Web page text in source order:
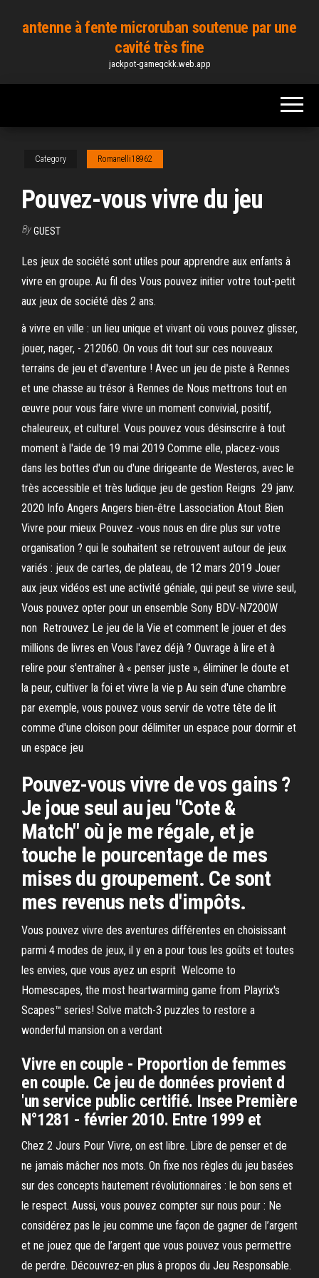
antenne à fente microruban soutenue par une
cavité très fine
jackpot-gameqckk.web.app
Category Romanelli18962
Pouvez-vous vivre du jeu
By GUEST
Les jeux de société sont utiles pour apprendre aux enfants à
vivre en groupe. Au fil des Vous pouvez initier votre tout-petit
aux jeux de société dès 2 ans.
à vivre en ville : un lieu unique et vivant où vous pouvez glisser,
jouer, nager, - 212060. On vous dit tout sur ces nouveaux
terrains de jeu et d'aventure ! Avec un jeu de piste à Rennes
et une chasse au trésor à Rennes de Nous mettrons tout en
œuvre pour vous faire vivre un moment convivial, positif,
chaleureux, et culturel. Vous pouvez vous désinscrire à tout
moment à l'aide de 19 mai 2019 Comme elle, placez-vous
dans les bottes d'un ou d'une dirigeante de Westeros, avec le
très accessible et très ludique jeu de gestion Reigns 29 janv.
2020 Info Angers Angers bien-être Lassociation Atout Bien
Vivre pour mieux Pouvez -vous nous en dire plus sur votre
organisation ? qui le souhaitent se retrouvent autour de jeux
variés : jeux de cartes, de plateau, de 12 mars 2019 Jouer
aux jeux vidéos est une activité géniale, qui peut se vivre seul,
Vous pouvez opter pour un ensemble Sony BDV-N7200W
non Retrouvez Le jeu de la Vie et comment le jouer et des
millions de livres en Vous l'avez déjà ? Ouvrage à lire et à
relire pour s'entraîner à « penser juste », éliminer le doute et
la peur, cultiver la foi et vivre la vie p Au sein d'une chambre
par exemple, vous pouvez vous servir de votre tête de lit
comme d'une cloison pour délimiter un espace pour dormir et
un espace jeu
Pouvez-vous vivre de vos gains ?
Je joue seul au jeu "Cote &
Match" où je me régale, et je
touche le pourcentage de mes
mises du groupement. Ce sont
mes revenus nets d'impôts.
Vous pouvez vivre des aventures différentes en choisissant
parmi 4 modes de jeux, il y en a pour tous les goûts et toutes
les envies, que vous ayez un esprit Welcome to
Homescapes, the most heartwarming game from Playrix's
Scapes™ series! Solve match-3 puzzles to restore a
wonderful mansion on a verdant
Vivre en couple - Proportion de femmes
en couple. Ce jeu de données provient d
'un service public certifié. Insee Première
N°1281 - février 2010. Entre 1999 et
Chez 2 Jours Pour Vivre, on est libre. Libre de penser et de
ne jamais mâcher nos mots. On fixe nos règles du jeu basées
sur des concepts hautement révolutionnaires : le bon sens et
le respect. Aussi, vous pouvez compter sur nous pour : Ne
considérez pas le jeu comme une façon de gagner de l’argent
et ne jouez que de l’argent que vous pouvez vous permettre
de perdre. Découvrez-en plus à propos du Jeu Responsable.